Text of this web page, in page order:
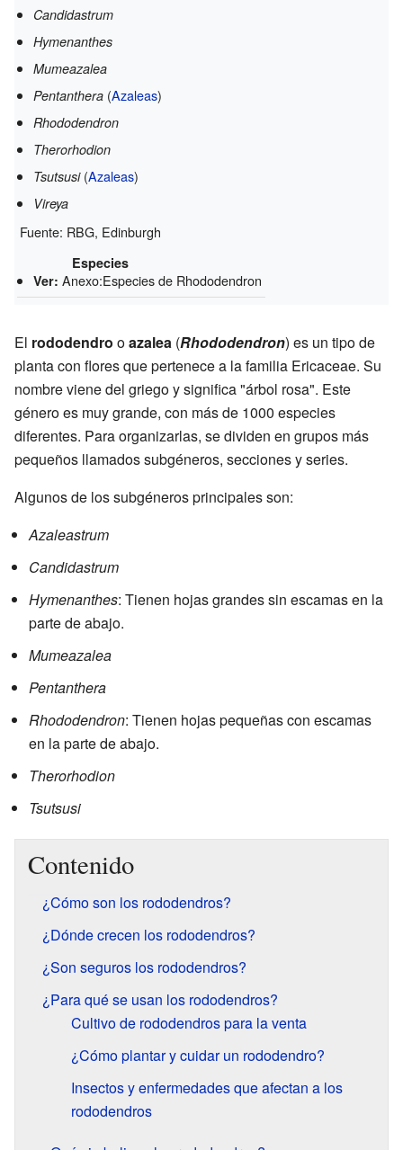
Candidastrum
Hymenanthes
Mumeazalea
Pentanthera(Azaleas)
Rhododendron
Therorhodion
Tsutsusi(Azaleas)
Vireya
Fuente: RBG, Edinburgh
Especies
Ver: Anexo:Especies de Rhododendron
El rododendro oazalea (Rhododendron) es un tipo de
planta con flores que pertenece a la familia Ericaceae. Su
nombre viene del griego y significa "árbol rosa". Este
género es muy grande, con más de 1000 especies
diferentes. Para organizarlas, se dividen en grupos más
pequeños llamados subgéneros, secciones y series.
Algunos de los subgéneros principales son:
Azaleastrum
Candidastrum
Hymenanthes: Tienen hojas grandes sin escamas en la
parte de abajo.
Mumeazalea
Pentanthera
Rhododendron: Tienen hojas pequeñas con escamas
en la parte de abajo.
Therorhodion
Tsutsusi
Contenido
¿Cómo son los rododendros?
¿Dónde crecen los rododendros?
¿Son seguros los rododendros?
¿Para qué se usan los rododendros?
Cultivo de rododendros para la venta
¿Cómo plantar y cuidar un rododendro?
Insectos y enfermedades que afectan a los
rododendros